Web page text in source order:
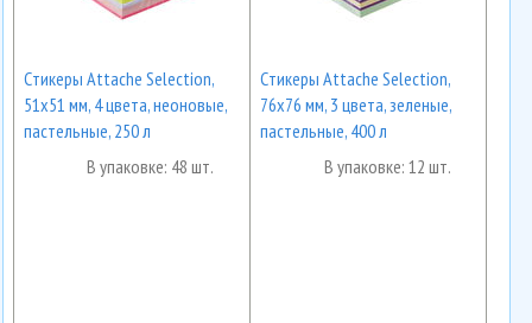
Cтикеры Attache Selection,
51х51 мм, 4 цвета, неоновые,
пастельные, 250 л
В упаковке: 48 шт.
Cтикеры Attache Selection,
76х76 мм, 3 цвета, зеленые,
пастельные, 400 л
В упаковке: 12 шт.